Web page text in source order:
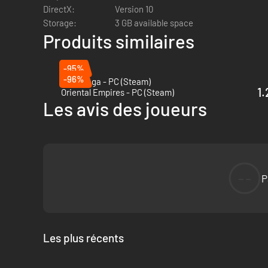
d'examens impériaux, ou par l'acier sur les champs de
DirectX:
Version 10
Storage:
3 GB available space
Produits similaires
-95%
Anvil Saga - PC (Steam)
-96%
Oriental Empires - PC (Steam)
Les avis des joueurs
Les plus récents